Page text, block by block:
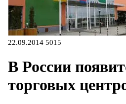
22.09.2014 5015
В России
торговых